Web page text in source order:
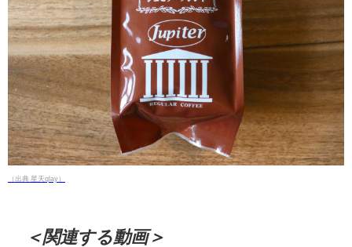
（出典 星天qlay）
＜関連する動画＞